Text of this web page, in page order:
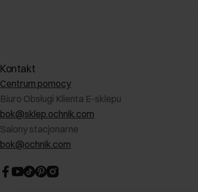
Kontakt
Centrum pomocy
Biuro Obsługi Klienta E-sklepu
bok@sklep.ochnik.com
Salony stacjonarne
bok@ochnik.com